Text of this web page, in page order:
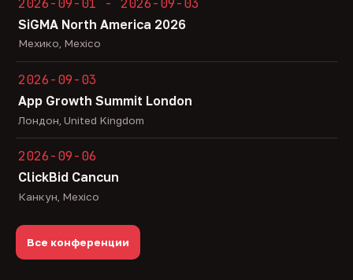
SiGMA North America 2026
Мехико, Mexico
2026-09-03
App Growth Summit London
Лондон, United Kingdom
2026-09-06
ClickBid Cancun
Канкун, Mexico
Все конференции